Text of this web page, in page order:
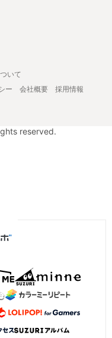
いて
ー 会社概要
採用情報
reserved.